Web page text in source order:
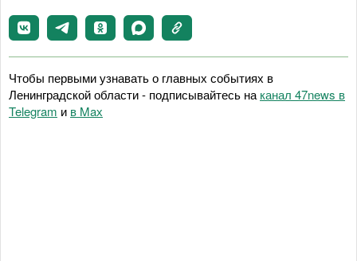
Чтобы первыми узнавать о главных событиях в
Ленинградской области - подписывайтесь на канал 47news в
Telegram и в Maх